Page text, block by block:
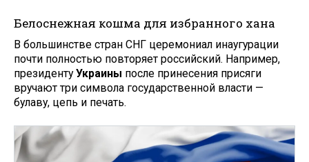
Белоснежная кошма для избранного хана
В большинстве стран СНГ церемониал инаугурации
почти полностью повторяет российский. Например,
президентуУкраины после принесения присяги
вручают три символа государственной власти —
булаву, цепь и печать.